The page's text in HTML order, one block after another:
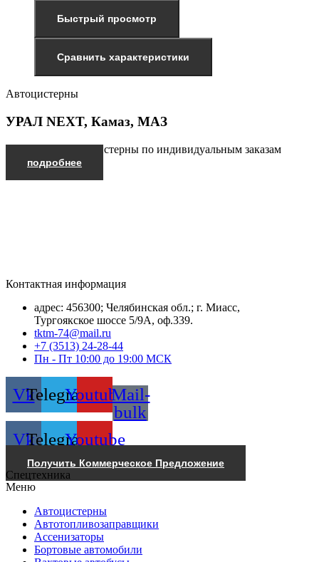
Быстрый просмотр
Сравнить характеристики
Автоцистерны
УРАЛ NEXT, Камаз, МАЗ
Производим автоцистерны по индивидуальным заказам
подробнее
Контактная информация
адрес: 456300; Челябинская обл.; г. Миасс,
Тургоякское шоссе 5/9А, оф.339.
tktm-74@mail.ru
+7 (3513) 24-28-44
Пн - Пт 10:00 до 19:00 МСК
VkTelegramYoutubeMail-
bulk
VkTelegramYoutube
Получить Коммерческое Предложение
Спецтехника
Меню
Автоцистерны
Автотопливозаправщики
Ассенизаторы
Бортовые автомобили